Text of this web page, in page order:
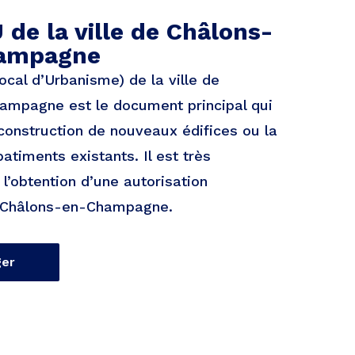
de la ville de Châlons-
d’Urbanisme) de la ville de
est le document principal qui
de nouveaux édifices ou la
existants. Il est très
d’une autorisation
en-Champagne.